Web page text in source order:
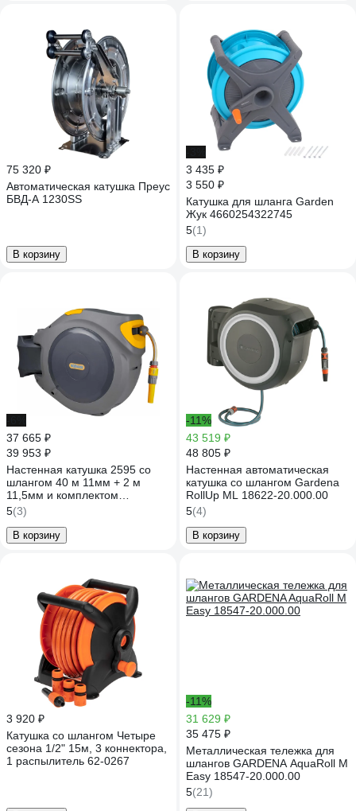
75 320 ₽
Автоматическая катушка Преус
БВД-А 1230SS
В корзину
3 435 ₽
3 550 ₽
Катушка для шланга Garden
Жук 4660254322745
5(1)
В корзину
37 665 ₽
39 953 ₽
Настенная катушка 2595 со
шлангом 40 м 11мм + 2 м
11,5мм и комплектом
фитингов HoZelock AutoReel
2595R3600
5(3)
В корзину
-11%
43 519 ₽
48 805 ₽
Настенная автоматическая
катушка со шлангом Gardena
RollUp ML 18622-20.000.00
5(4)
В корзину
3 920 ₽
Катушка со шлангом Четыре
сезона 1/2" 15м, 3 коннектора,
1 распылитель 62-0267
-11%
31 629 ₽
35 475 ₽
Металлическая тележка для
шлангов GARDENA AquaRoll M
Easy 18547-20.000.00
5(21)